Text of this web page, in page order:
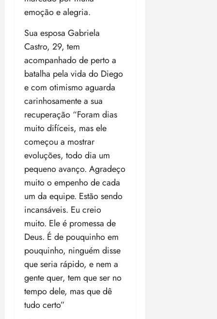
emoção e alegria.
Sua esposa Gabriela
Castro, 29, tem
acompanhado de perto a
batalha pela vida do Diego
e com otimismo aguarda
carinhosamente a sua
recuperação “Foram dias
muito difíceis, mas ele
começou a mostrar
evoluções, todo dia um
pequeno avanço. Agradeço
muito o empenho de cada
um da equipe. Estão sendo
incansáveis. Eu creio
muito. Ele é promessa de
Deus. É de pouquinho em
pouquinho, ninguém disse
que seria rápido, e nem a
gente quer, tem que ser no
tempo dele, mas que dê
tudo certo”